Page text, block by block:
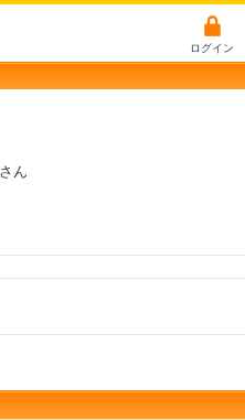
ログイン
さん